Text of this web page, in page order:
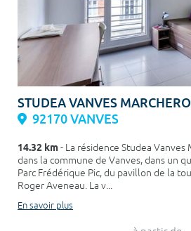
STUDEA VANVES
92170 VANVES
14.32 km- La résidence Studea
dans la commune de Vanves, dans un
Parc Frédérique Pic, du pavillon de la
Roger Aveneau. La v...
En savoir plus